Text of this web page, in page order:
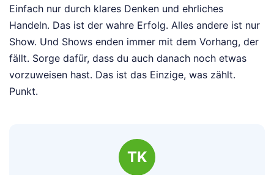
Einfach nur durch klares Denken und ehrliches
Handeln. Das ist der wahre Erfolg. Alles andere ist nur
Show. Und Shows enden immer mit dem Vorhang, der
fällt. Sorge dafür, dass du auch danach noch etwas
vorzuweisen hast. Das ist das Einzige, was zählt.
Punkt.
TK